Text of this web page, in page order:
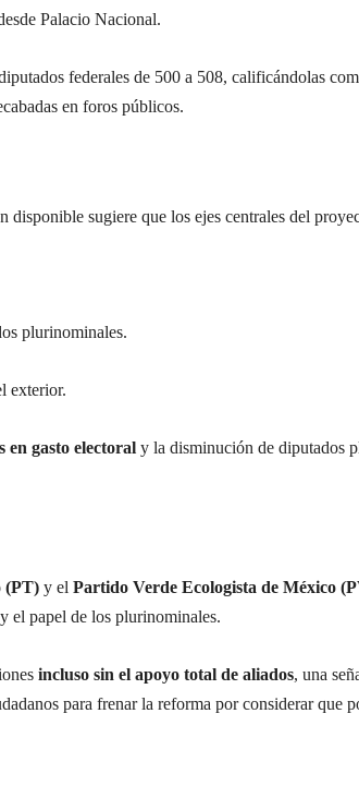
Palacio Nacional.
federales de 500 a 508, calificándolas
en foros públicos.
sugiere que los ejes centrales del
plurinominales.
exterior.
en gasto electoral y la disminución de diputados
(PT) y el Partido Verde Ecologista de México
el papel de los plurinominales.
incluso sin el apoyo total de aliados, una
para frenar la reforma por considerar que